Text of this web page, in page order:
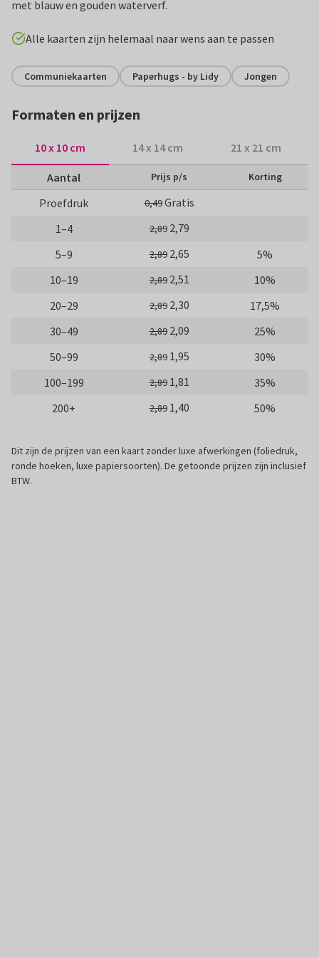
met blauw en gouden waterverf.
Alle kaarten zijn helemaal naar wens aan te passen
Communiekaarten Paperhugs - by Lidy Jongen
Formaten en prijzen
10 x 10 cm 14 x 14 cm 21 x 21 cm
Aantal Prijs p/s Korting
Proefdruk 0,49Gratis
1–4
2,89 2,79
5–9
2,89 2,65
5%
10–19
2,89 2,51
10%
20–29
2,89 2,30
17,5%
30–49
2,89 2,09
25%
50–99
2,89 1,95
30%
100–199
2,89 1,81
35%
200+
2,89 1,40 50%
Dit zijn de prijzen van een kaart zonder luxe afwerkingen (foliedruk,
ronde hoeken, luxe papiersoorten). De getoonde prijzen zijn inclusief
BTW.